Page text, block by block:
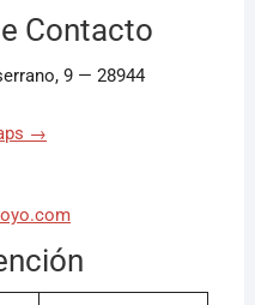
Contacto
9 — 28944
→
El Arroyo.
a encontrarlo,